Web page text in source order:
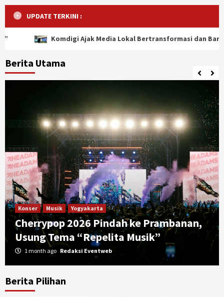
UPDATE TERKINI :
Komdigi Ajak Media Lokal Bertransformasi dan Bangun Bisnis
Berita Utama
Konser Musik Yogyakarta
Cherrypop 2026 Pindah ke Prambanan,
Usung Tema “Repelita Musik”
1 month ago Redaksi Eventweb
Berita PilihanJakarta